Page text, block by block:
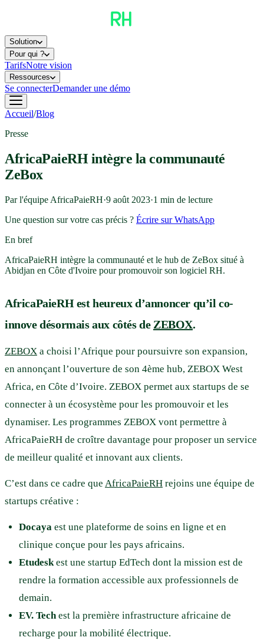
Solution
Pour qui ?
TarifsNotre vision
Ressources
Se connecterDemander une démo
Accueil/Blog
Presse
AfricaPaieRH intègre la communauté
ZeBox
Par l'équipe AfricaPaieRH·9 août 2023·1 min de lecture
Une question sur votre cas précis ? Écrire sur WhatsApp
En bref
AfricaPaieRH intègre la communauté et le hub de ZeBox situé à
Abidjan en Côte d'Ivoire pour promouvoir son logiciel RH.
AfricaPaieRH est heureux d’annoncer qu’il co-
innove désormais aux côtés de ZEBOX.
ZEBOX a choisi l’Afrique pour poursuivre son expansion,
en annonçant l’ouverture de son 4ème hub, ZEBOX West
Africa, en Côte d’Ivoire. ZEBOX permet aux startups de se
connecter à un écosystème pour les promouvoir et les
dynamiser. Les programmes ZEBOX vont permettre à
AfricaPaieRH de croître davantage pour proposer un service
de meilleur qualité et innovant aux clients.
C’est dans ce cadre que AfricaPaieRH rejoins une équipe de
startups créative :
Docaya est une plateforme de soins en ligne et en
clinique conçue pour les pays africains.
Etudesk est une startup EdTech dont la mission est de
rendre la formation accessible aux professionnels de
demain.
EV. Tech est la première infrastructure africaine de
recharge pour la mobilité électrique.